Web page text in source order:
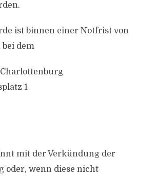
ist binnen einer Notfrist von
bei dem
1
mit der Verkündung der
oder, wenn diese nicht